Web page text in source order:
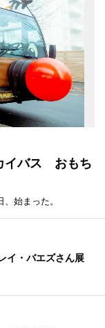
イバス おもち
始まった。
イ・バエズさん展